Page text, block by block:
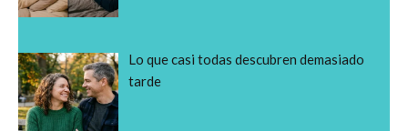
Lo que casi todas descubren demasiado
tarde